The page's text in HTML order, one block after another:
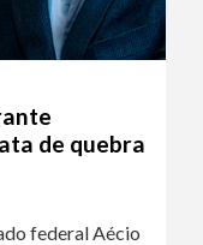
de quebra
federal Aécio